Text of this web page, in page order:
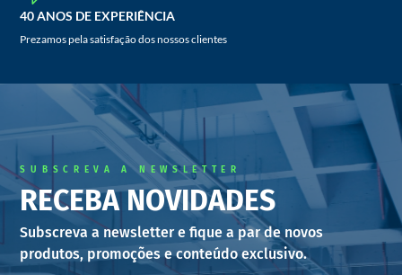
40 ANOS DE EXPERIÊNCIA
Prezamos pela satisfação dos nossos clientes
SUBSCREVA A NEWSLETTER
RECEBA NOVIDADES
Subscreva a newsletter e fique a par de novos
produtos, promoções e conteúdo exclusivo.